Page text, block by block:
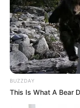
BUZZDAY
This Is What A Bear